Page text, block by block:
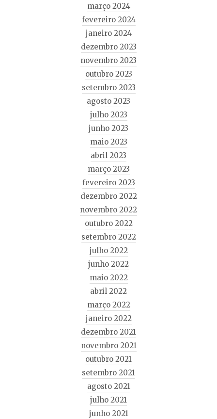
março 2024
fevereiro 2024
janeiro 2024
dezembro 2023
novembro 2023
outubro 2023
setembro 2023
agosto 2023
julho 2023
junho 2023
maio 2023
abril 2023
março 2023
fevereiro 2023
dezembro 2022
novembro 2022
outubro 2022
setembro 2022
julho 2022
junho 2022
maio 2022
abril 2022
março 2022
janeiro 2022
dezembro 2021
novembro 2021
outubro 2021
setembro 2021
agosto 2021
julho 2021
junho 2021